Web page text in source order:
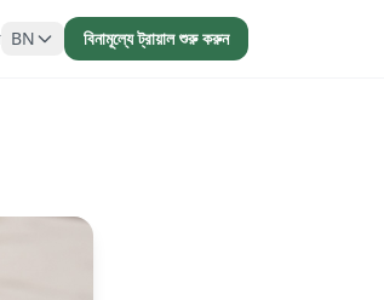
BN বিনামূল্যে ট্রায়াল শুরু করুন